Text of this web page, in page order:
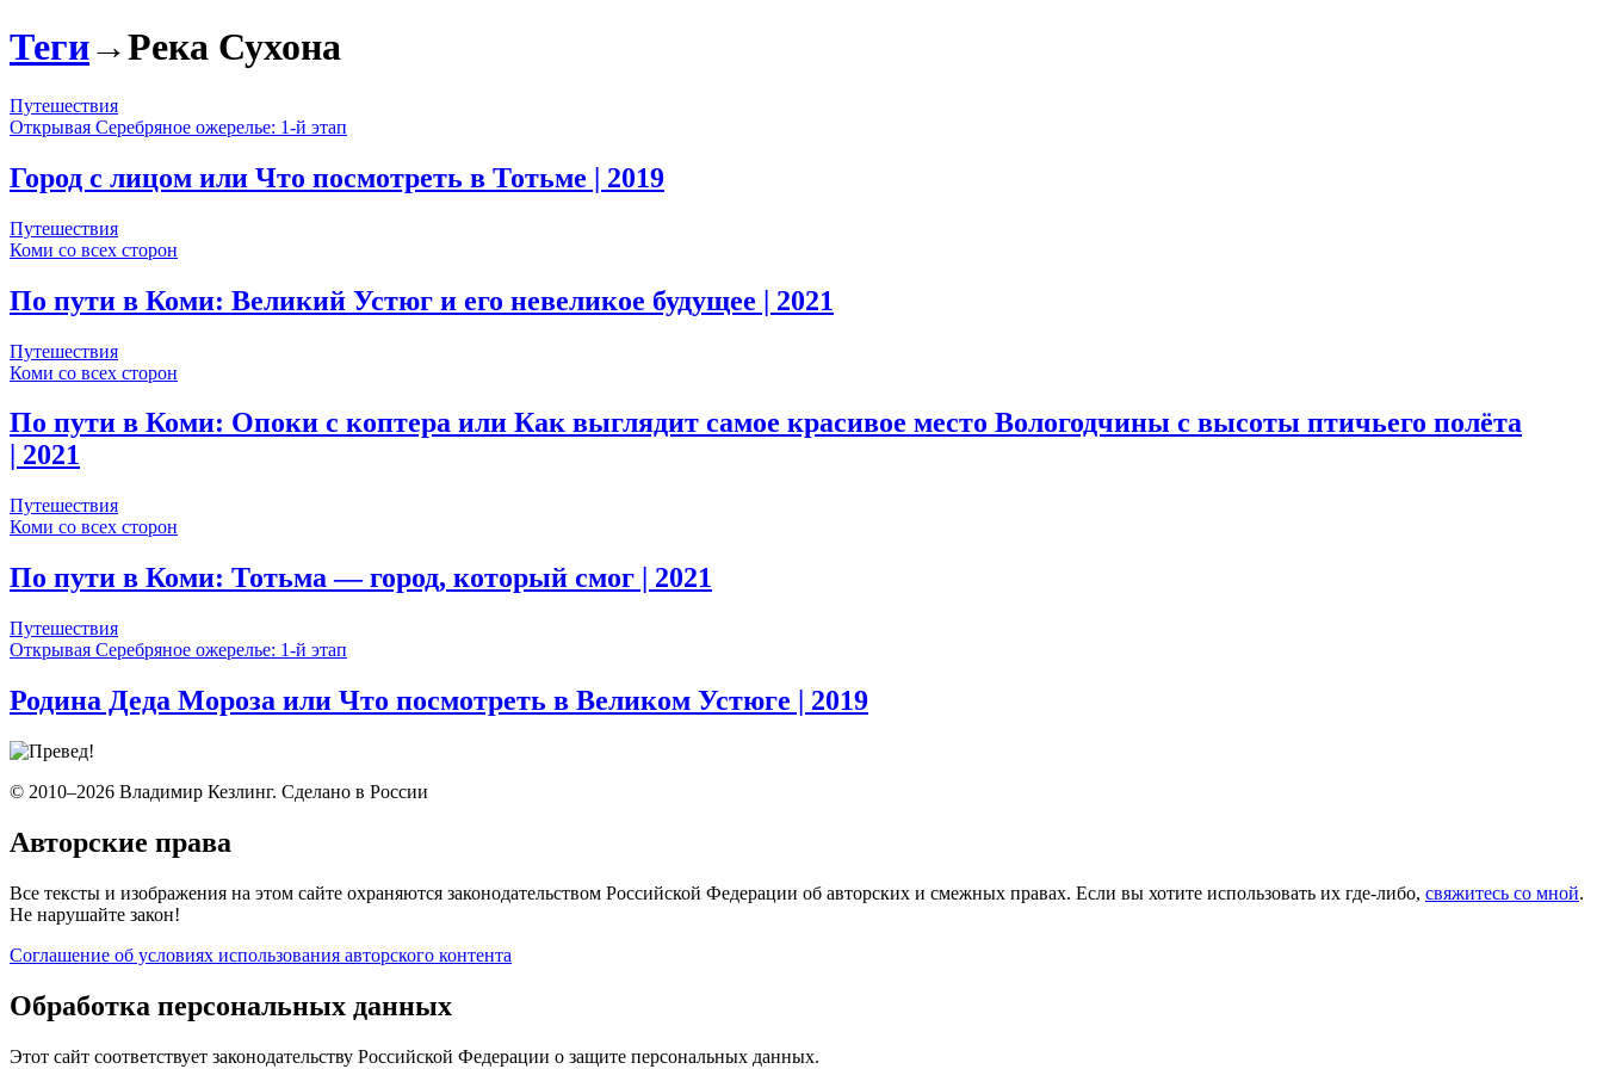
Теги→Река Сухона
Путешествия
Открывая Серебряное ожерелье: 1-й этап
Город с лицом или Что посмотреть в Тотьме | 2019
Путешествия
Коми со всех сторон
По пути в Коми: Великий Устюг и его невеликое будущее | 2021
Путешествия
Коми со всех сторон
По пути в Коми: Опоки с коптера или Как выглядит самое красивое место Вологодчины с высоты птичьего полёта
| 2021
Путешествия
Коми со всех сторон
По пути в Коми: Тотьма — город, который смог | 2021
Путешествия
Открывая Серебряное ожерелье: 1-й этап
Родина Деда Мороза или Что посмотреть в Великом Устюге | 2019
© 2010–2026 Владимир Кезлинг. Сделано в России
Авторские права
Все тексты и изображения на этом сайте охраняются законодательством Российской Федерации об авторских и смежных правах. Если вы хотите использовать их где-либо, свяжитесь со мной.
Не нарушайте закон!
Соглашение об условиях использования авторского контента
Обработка персональных данных
Этот сайт соответствует законодательству Российской Федерации о защите персональных данных.